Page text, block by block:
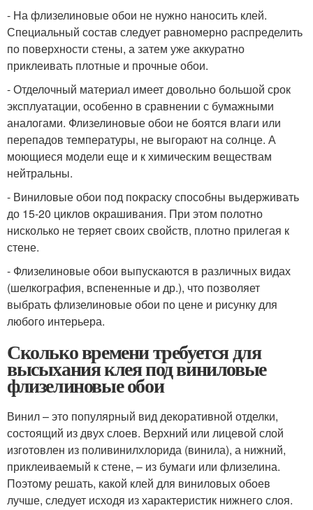
- На флизелиновые обои не нужно наносить клей.
Специальный состав следует равномерно распределить
по поверхности стены, а затем уже аккуратно
приклеивать плотные и прочные обои.
- Отделочный материал имеет довольно большой срок
эксплуатации, особенно в сравнении с бумажными
аналогами. Флизелиновые обои не боятся влаги или
перепадов температуры, не выгорают на солнце. А
моющиеся модели еще и к химическим веществам
нейтральны.
- Виниловые обои под покраску способны выдерживать
до 15-20 циклов окрашивания. При этом полотно
нисколько не теряет своих свойств, плотно прилегая к
стене.
- Флизелиновые обои выпускаются в различных видах
(шелкография, вспененные и др.), что позволяет
выбрать флизелиновые обои по цене и рисунку для
любого интерьера.
Сколько времени требуется для
высыхания клея под виниловые
флизелиновые обои
Винил – это популярный вид декоративной отделки,
состоящий из двух слоев. Верхний или лицевой слой
изготовлен из поливинилхлорида (винила), а нижний,
приклеиваемый к стене, – из бумаги или флизелина.
Поэтому решать, какой клей для виниловых обоев
лучше, следует исходя из характеристик нижнего слоя.